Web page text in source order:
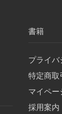
書籍
プライ
特定商取
マイペ
採用案内